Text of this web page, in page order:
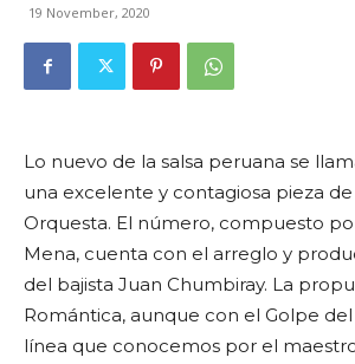
19 November, 2020
Lo nuevo de la salsa peruana se
una excelente y contagiosa pieza de
Orquesta. El número, compuesto
Mena, cuenta con el arreglo y
del bajista Juan Chumbiray. La
Romántica, aunque con el Golpe del
línea que conocemos por el